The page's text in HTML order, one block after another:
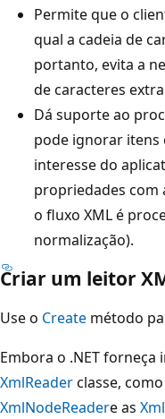
Permite que o
qual a cadeia de
portanto, evita a
de caracteres
Dá suporte ao
pode ignorar itens
interesse do
propriedades com
o fluxo XML é
normalização).
Criar um leitor
Use o Create método
Embora o .NET
XmlReaderclasse,
XmlNodeReadere as